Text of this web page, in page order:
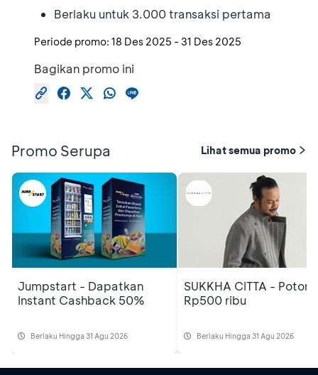
Berlaku untuk 3.000 transaksi pertama
Periode promo: 18 Des 2025 - 31 Des 2025
Bagikan promo ini
Promo Serupa Lihat semua promo
Jumpstart - Dapatkan
Instant Cashback 50%
Berlaku Hingga 31 Agu 2026
SUKKHA CITTA -
Rp500 ribu
Berlaku Hingga 31 Agu 2026